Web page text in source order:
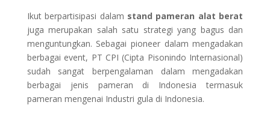
Ikut berpartisipasi dalam stand pameran alat berat
juga merupakan salah satu strategi yang bagus dan
menguntungkan. Sebagai pioneer dalam mengadakan
berbagai event, PT CPI (Cipta Pisonindo Internasional)
sudah sangat berpengalaman dalam mengadakan
berbagai jenis pameran di Indonesia termasuk
pameran mengenai Industri gula di Indonesia.